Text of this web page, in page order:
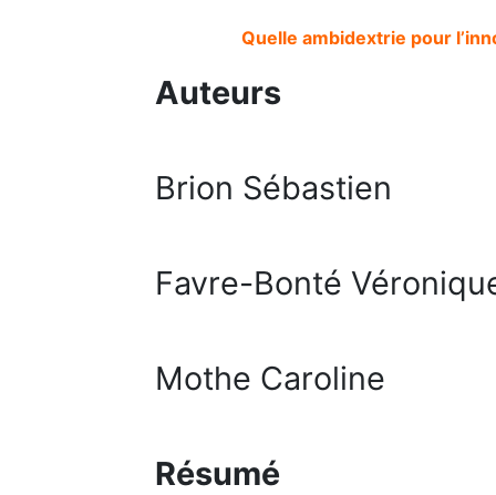
Quelle ambidextrie pour
Auteurs
Brion Sébastien
Favre-Bonté
Mothe Caroline
Résumé